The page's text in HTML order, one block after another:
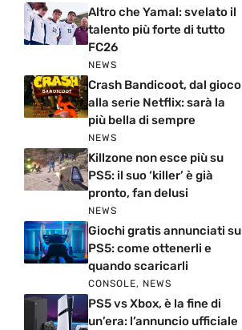
Altro che Yamal: svelato il
talento più forte di tutto
FC26
NEWS
Crash Bandicoot, dal gioco
alla serie Netflix: sarà la
più bella di sempre
NEWS
Killzone non esce più su
PS5: il suo ‘killer’ è già
pronto, fan delusi
NEWS
Giochi gratis annunciati su
PS5: come ottenerli e
quando scaricarli
CONSOLE, NEWS
PS5 vs Xbox, è la fine di
un’era: l’annuncio ufficiale